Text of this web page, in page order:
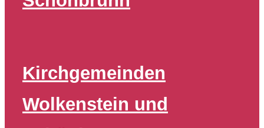
Kirchgemeinden
Wolkenstein und